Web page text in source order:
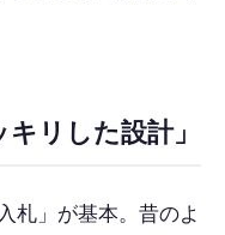
リした設計」
札」が基本。昔のよ